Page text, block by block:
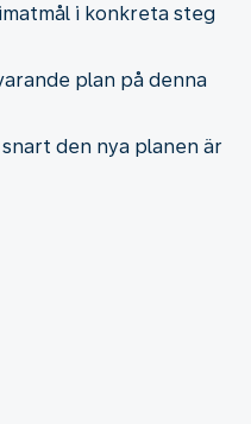
i konkreta steg
plan på denna
den nya planen är